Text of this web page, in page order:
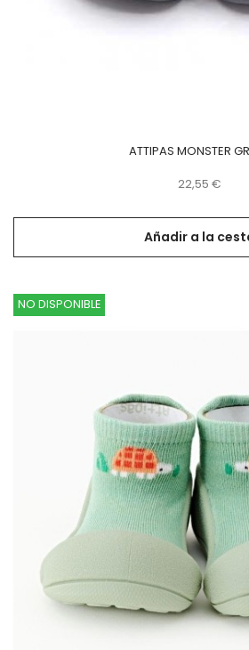
ATTIPAS MONSTER
Precio
22,55 €
Añadir a la
NO DISPONIBLE